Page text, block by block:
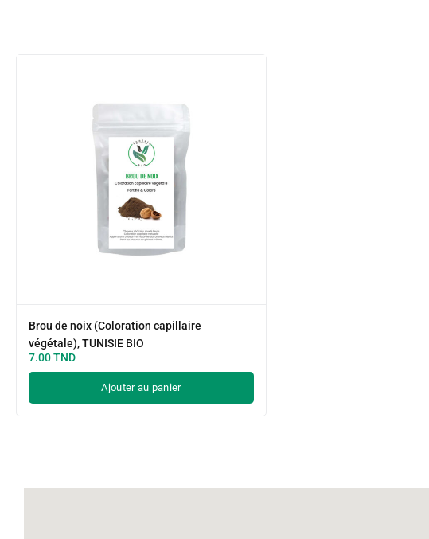
Brou de noix (Coloration capillaire
végétale), TUNISIE BIO
7.00TND
Ajouter au panier